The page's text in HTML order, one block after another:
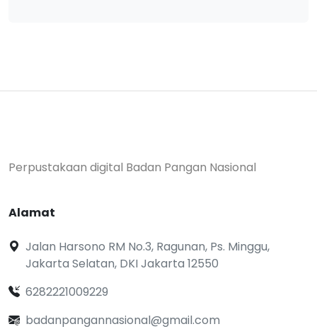
Perpustakaan digital Badan Pangan Nasional
Alamat
Jalan Harsono RM No.3, Ragunan, Ps. Minggu,
Jakarta Selatan, DKI Jakarta 12550
6282221009229
badanpangannasional@gmail.com